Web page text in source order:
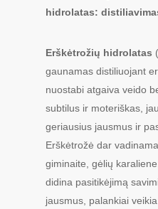
hidrolatas:
Erškėtrožių hidrolatas
gaunamas distiliuojant
nuostabi atgaiva veido
subtilus ir moteriškas,
geriausius jausmus ir
Erškėtrožė dar
giminaite, gėlių
didina pasitikėjimą
jausmus, palankiai